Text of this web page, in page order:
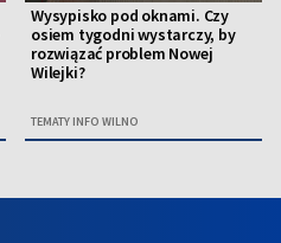
Wysypisko pod oknami. Czy
osiem tygodni wystarczy, by
rozwiązać problem Nowej
Wilejki?
TEMATY INFO WILNO